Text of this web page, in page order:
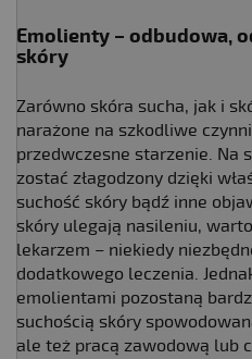
Emolienty – odbudowa,
skóry
Zarówno skóra sucha, jak i
narażone na szkodliwe
przedwczesne starzenie. Na
zostać złagodzony dzięki
suchość skóry bądź inne
skóry ulegają nasileniu,
lekarzem – niekiedy
dodatkowego leczenia.
emolientami pozostaną
suchością skóry
ale też pracą zawodową lub